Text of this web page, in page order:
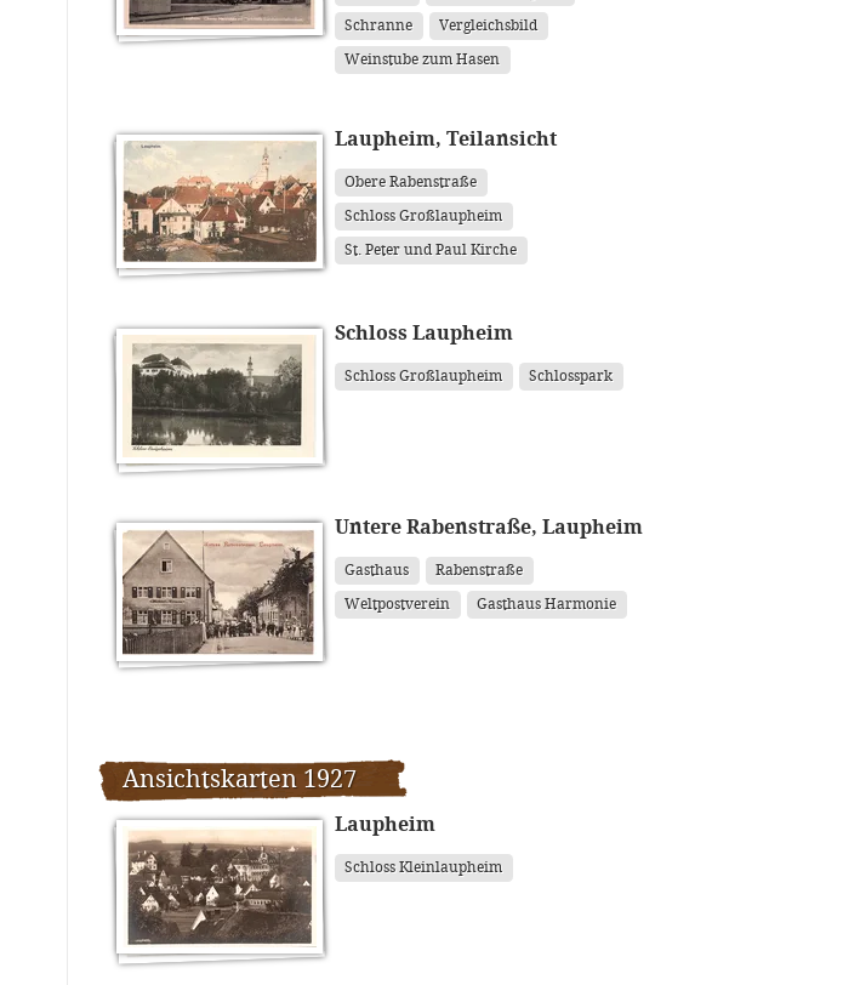
Schranne Vergleichsbild
Weinstube zum Hasen
Laupheim, Teilansicht
Obere Rabenstraße
Schloss Großlaupheim
St. Peter und Paul Kirche
Schloss Laupheim
Schloss Großlaupheim Schlosspark
Untere Rabenstraße, Laupheim
Gasthaus Rabenstraße
Weltpostverein Gasthaus Harmonie
Ansichtskarten 1927
Laupheim
Schloss Kleinlaupheim